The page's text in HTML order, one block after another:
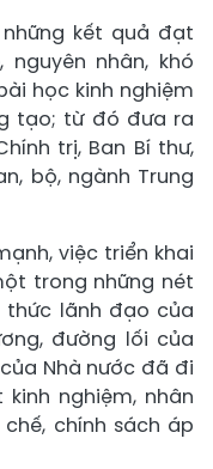
kết quả đạt
nhân, khó
học kinh nghiệm
tạo; từ đó đưa ra
trị, Ban Bí thư,
bộ, ngành Trung
việc triển khai
trong những nét
lãnh đạo của
đường lối của
Nhà nước đã đi
nghiệm, nhân
chính sách áp